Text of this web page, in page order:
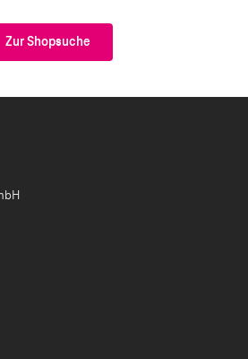
Zur Shopsuche